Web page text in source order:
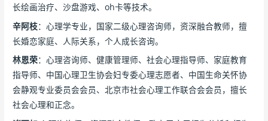
长绘画治疗、沙盘游戏、oh卡等技术。
辛阿枝：心理学专业，国家二级心理咨询师，资深融合教师，擅
长婚恋家庭、人际关系，个人成长咨询。
林恩荣：心理咨询师、健康管理师、社会心理指导师、家庭教育
指导师、中国心理卫生协会妇专委心理志愿者、中国生命关怀协
会静观专业委员会会员、北京市社会心理工作联合会会员，擅长
社会心理和正念。